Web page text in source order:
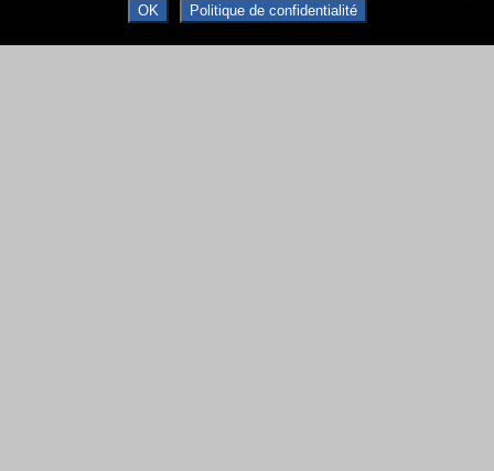
©Direction de l'information légale et administrative
OK Politique de confidentialité